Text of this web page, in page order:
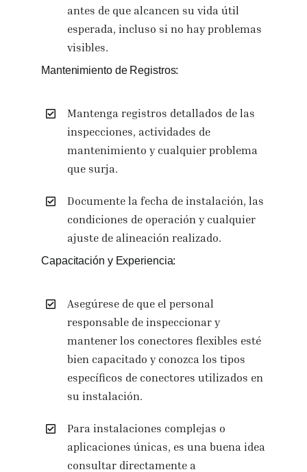
antes de que alcancen su vida útil
esperada, incluso si no hay problemas
visibles.
Mantenimiento de Registros:
Mantenga registros detallados de las
inspecciones, actividades de
mantenimiento y cualquier problema
que surja.
Documente la fecha de instalación, las
condiciones de operación y cualquier
ajuste de alineación realizado.
Capacitación y Experiencia:
Asegúrese de que el personal
responsable de inspeccionar y
mantener los conectores flexibles esté
bien capacitado y conozca los tipos
específicos de conectores utilizados en
su instalación.
Para instalaciones complejas o
aplicaciones únicas, es una buena idea
consultar directamente a